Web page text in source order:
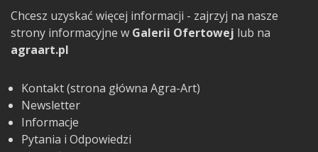
Chcesz uzyskać więcej informacji - zajrzyj na nasze
strony informacyjne w Galerii Ofertowej lub na
agraart.pl
Kontakt (strona główna Agra-Art)
Newsletter
Informacje
Pytania i Odpowiedzi